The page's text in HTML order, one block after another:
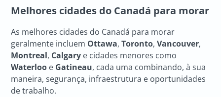
Melhores cidades do Canadá para morar
As melhores cidades do Canadá para morar
geralmente incluem Ottawa,Toronto,Vancouver,
Montreal, Calgary e cidades menores como
Waterloo e Gatineau, cada uma combinando, à sua
maneira, segurança, infraestrutura e oportunidades
de trabalho.